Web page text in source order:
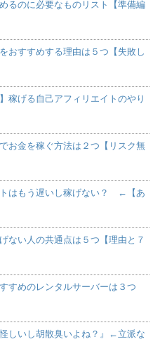
るのに必要なものリスト【準備編
おすすめする理由は５つ【失敗し
稼げる自己アフィリエイトのやり
お金を稼ぐ方法は２つ【リスク無
はもう遅いし稼げない？ ←【あ
ない人の共通点は５つ【理由と７
すめのレンタルサーバーは３つ
怪しいし胡散臭いよね？』←立派な